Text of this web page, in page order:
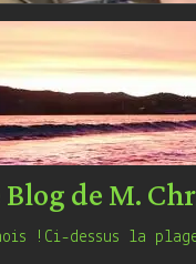
de M.
!Ci-dessus la